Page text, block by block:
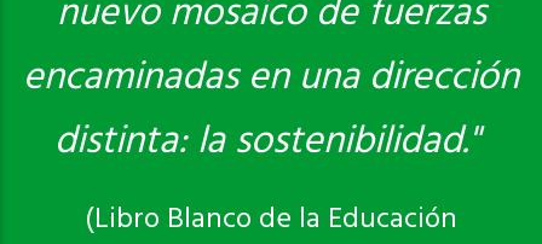
nuevo mosaico de fuerzas
encaminadas en una dirección
distinta: la sostenibilidad."
(Libro Blanco de la Educación